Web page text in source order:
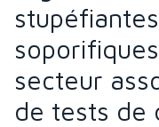
secteur
de tests de